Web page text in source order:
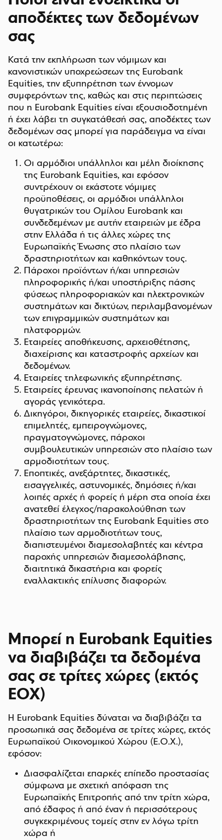
αποδέκτες των δεδομένων
σας
Κατά την εκπλήρωση των νόμιμων και
κανονιστικών υποχρεώσεων της Eurobank
Equities, την εξυπηρέτηση των έννομων
συμφερόντων της, καθώς και στις περιπτώσεις
που η Eurobank Equities είναι εξουσιοδοτημένη
ή έχει λάβει τη συγκατάθεσή σας, αποδέκτες των
δεδομένων σας μπορεί για παράδειγμα να είναι
οι κατωτέρω:
Οι αρμόδιοι υπάλληλοι και μέλη διοίκησης
της Eurobank Equities, και εφόσον
συντρέχουν οι εκάστοτε νόμιμες
προϋποθέσεις, οι αρμόδιοι υπάλληλοι
θυγατρικών του Ομίλου Eurobank και
συνδεδεμένων με αυτήν εταιρειών με έδρα
στην Ελλάδα ή τις άλλες χώρες της
Ευρωπαϊκής Ένωσης στο πλαίσιο των
δραστηριοτήτων και καθηκόντων τους.
Πάροχοι προϊόντων ή/και υπηρεσιών
πληροφορικής ή/και υποστήριξης πάσης
φύσεως πληροφοριακών και ηλεκτρονικών
συστημάτων και δικτύων, περιλαμβανομένων
των επιγραμμικών συστημάτων και
πλατφορμών.
Εταιρείες αποθήκευσης, αρχειοθέτησης,
διαχείρισης και καταστροφής αρχείων και
δεδομένων.
Εταιρείες τηλεφωνικής εξυπηρέτησης.
Εταιρείες έρευνας ικανοποίησης πελατών ή
αγοράς γενικότερα.
Δικηγόροι, δικηγορικές εταιρείες, δικαστικοί
επιμελητές, εμπειρογνώμονες,
πραγματογνώμονες, πάροχοι
συμβουλευτικών υπηρεσιών στο πλαίσιο των
αρμοδιοτήτων τους.
Εποπτικές, ανεξάρτητες, δικαστικές,
εισαγγελικές, αστυνομικές, δημόσιες ή/και
λοιπές αρχές ή φορείς ή μέρη στα οποία έχει
ανατεθεί έλεγχος/παρακολούθηση των
δραστηριοτήτων της Eurobank Equities στο
πλαίσιο των αρμοδιοτήτων τους,
διαπιστευμένοι διαμεσολαβητές και κέντρα
παροχής υπηρεσιών διαμεσολάβησης,
διαιτητικά δικαστήρια και φορείς
εναλλακτικής επίλυσης διαφορών.
Μπορεί η Eurobank Equities
να διαβιβάζει τα δεδομένα
σας σε τρίτες χώρες (εκτός
ΕΟΧ)
Η Eurobank Equities δύναται να διαβιβάζει τα
προσωπικά σας δεδομένα σε τρίτες χώρες, εκτός
Ευρωπαϊκού Οικονομικού Χώρου (Ε.Ο.Χ.),
εφόσον:
Διασφαλίζεται επαρκές επίπεδο προστασίας
σύμφωνα με σχετική απόφαση της
Ευρωπαϊκής Επιτροπής από την τρίτη χώρα,
από έδαφος ή από έναν ή περισσότερους
συγκεκριμένους τομείς στην εν λόγω τρίτη
χώρα ή